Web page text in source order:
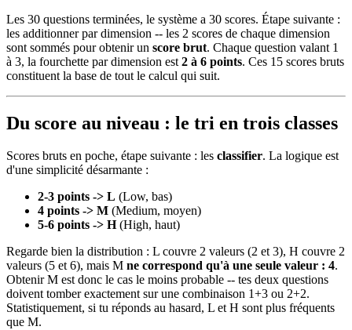
Les 30 questions terminées, le système a 30 scores. Étape suivante :
les additionner par dimension -- les 2 scores de chaque dimension
sont sommés pour obtenir un score brut. Chaque question valant 1
à 3, la fourchette par dimension est 2 à 6 points. Ces 15 scores bruts
constituent la base de tout le calcul qui suit.
Du score au niveau : le tri en trois classes
Scores bruts en poche, étape suivante : les classifier. La logique est
d'une simplicité désarmante :
2-3 points -> L (Low, bas)
4 points -> M (Medium, moyen)
5-6 points -> H(High, haut)
Regarde bien la distribution : L couvre 2 valeurs (2 et 3), H couvre 2
valeurs (5 et 6), mais M ne correspond qu'à une seule valeur : 4.
Obtenir M est donc le cas le moins probable -- tes deux questions
doivent tomber exactement sur une combinaison 1+3 ou 2+2.
Statistiquement, si tu réponds au hasard, L et H sont plus fréquents
que M.